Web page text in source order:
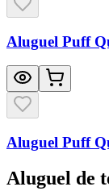
Aluguel Puff
Aluguel Puff
Aluguel de